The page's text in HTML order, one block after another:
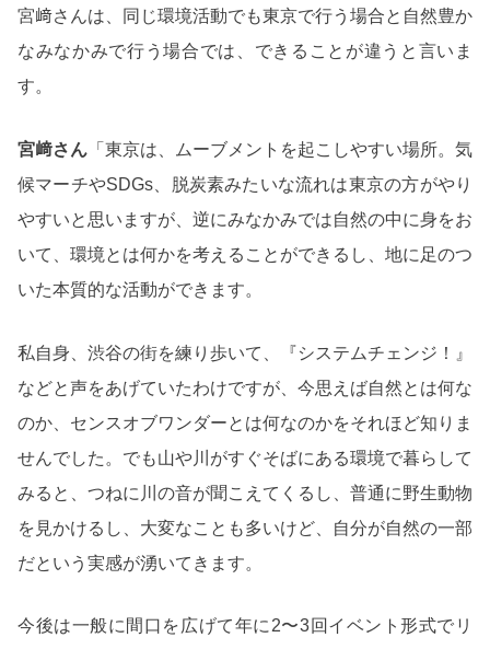
宮﨑さんは、同じ環境活動でも東京で行う場合と自然豊か
なみなかみで行う場合では、できることが違うと言いま
す。
宮﨑さん 「東京は、ムーブメントを起こしやすい場所。気
候マーチやSDGs、脱炭素みたいな流れは東京の方がやり
やすいと思いますが、逆にみなかみでは自然の中に身をお
いて、環境とは何かを考えることができるし、地に足のつ
いた本質的な活動ができます。
私自身、渋谷の街を練り歩いて、『システムチェンジ！』
などと声をあげていたわけですが、今思えば自然とは何な
のか、センスオブワンダーとは何なのかをそれほど知りま
せんでした。でも山や川がすぐそばにある環境で暮らして
みると、つねに川の音が聞こえてくるし、普通に野生動物
を見かけるし、大変なことも多いけど、自分が自然の一部
だという実感が湧いてきます。
今後は一般に間口を広げて年に2〜3回イベント形式でリ